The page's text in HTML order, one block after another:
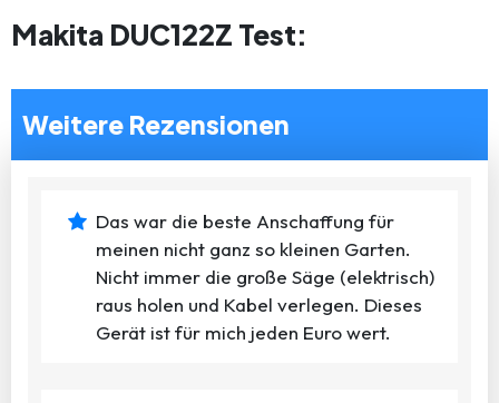
Makita DUC122Z Test:
Weitere Rezensionen
Das war die beste Anschaffung für
meinen nicht ganz so kleinen Garten.
Nicht immer die große Säge (elektrisch)
raus holen und Kabel verlegen. Dieses
Gerät ist für mich jeden Euro wert.